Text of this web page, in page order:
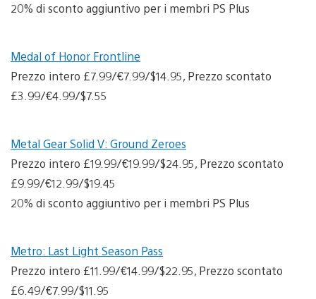
20% di sconto aggiuntivo per i membri PS Plus
Medal of Honor Frontline
Prezzo intero £7.99/€7.99/$14.95, Prezzo scontato
£3.99/€4.99/$7.55
Metal Gear Solid V: Ground Zeroes
Prezzo intero £19.99/€19.99/$24.95, Prezzo scontato
£9.99/€12.99/$19.45
20% di sconto aggiuntivo per i membri PS Plus
Metro: Last Light Season Pass
Prezzo intero £11.99/€14.99/$22.95, Prezzo scontato
£6.49/€7.99/$11.95